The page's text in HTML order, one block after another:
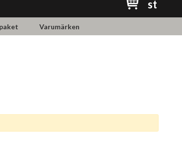
st
Varumärken